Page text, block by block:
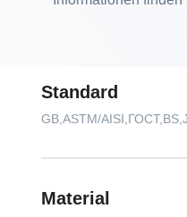
Standard
GB,ASTM/
Material